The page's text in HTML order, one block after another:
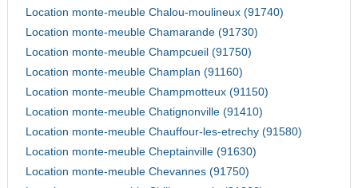
Location monte-meuble Chalou-moulineux (91740)
Location monte-meuble Chamarande (91730)
Location monte-meuble Champcueil (91750)
Location monte-meuble Champlan (91160)
Location monte-meuble Champmotteux (91150)
Location monte-meuble Chatignonville (91410)
Location monte-meuble Chauffour-les-etrechy (91580)
Location monte-meuble Cheptainville (91630)
Location monte-meuble Chevannes (91750)